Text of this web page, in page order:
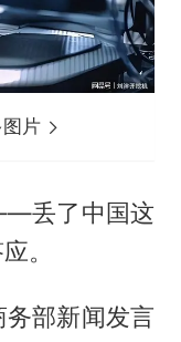
片
丢了中国这
。
部新闻发言